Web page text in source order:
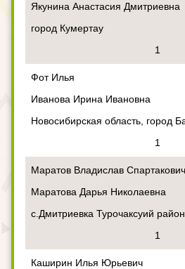
Якунина Анастасия Дмитриевна
город Кумертау
1
Фот Илья
Иванова Ирина Ивановна
Новосибирская область, город
1
Маратов Владислав Спартакович
Маратова Дарья Николаевна
с.Дмитриевка Турочаксуий
1
Каширин Илья Юрьевич